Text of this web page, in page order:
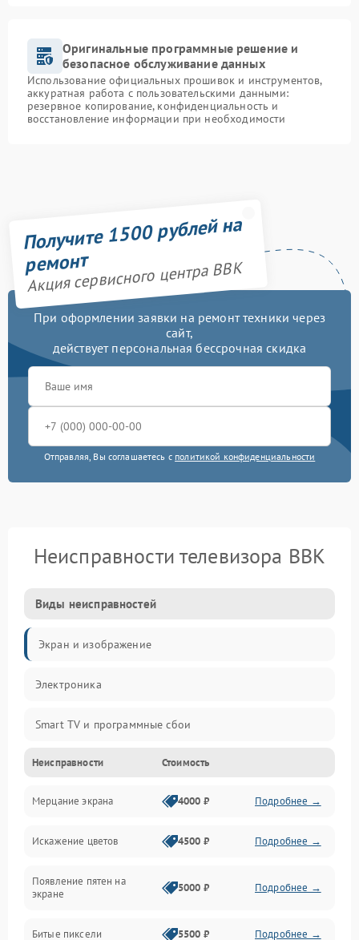
Оригинальные программные решение и
безопасное обслуживание данных
Использование официальных прошивок и инструментов,
аккуратная работа с пользовательскими данными:
резервное копирование, конфиденциальность и
восстановление информации при необходимости
Получите 1500 рублей на
ремонт
Акция сервисного центра BBK
При оформлении заявки на ремонт техники через
сайт,
действует персональная бессрочная скидка
Отправляя, Вы соглашаетесь с политикой конфиденциальности
Неисправности телевизора BBK
Виды неисправностей
Экран и изображение
Электроника
Smart TV и программные сбои
Питание и запуск
Подсветка и LED-модули
Звук и аудиосистема
Сигнал и приём каналов
Неисправности Стоимость
Мерцание экрана 4000 ₽ Подробнее →
Искажение цветов 4500 ₽ Подробнее →
Появление пятен на
экране
5000 ₽ Подробнее →
Битые пиксели 5500 ₽ Подробнее →